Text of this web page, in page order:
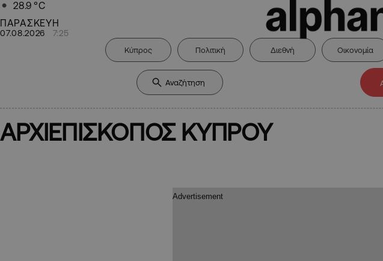
28.9 °C
ΠΑΡΑΣΚΕΥΗ
07.08.2026 7:25
Κύπρος Πολιτική Διεθνή Οικονομία
ΑΡΧΙΕΠΙΣΚΟΠΟΣ ΚΥΠΡΟΥ